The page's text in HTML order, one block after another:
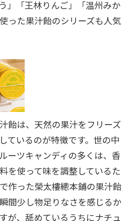
」「王林りんご」「温州みか
った果汁飴のシリーズも人気
飴は、天然の果汁をフリーズ
ているのが特徴です。世の中
ーツキャンディの多くは、香
を使って味を調整しているた
作った榮太樓總本鋪の果汁飴
間少し物足りなさを感じるか
が、舐めているうちにナチュ